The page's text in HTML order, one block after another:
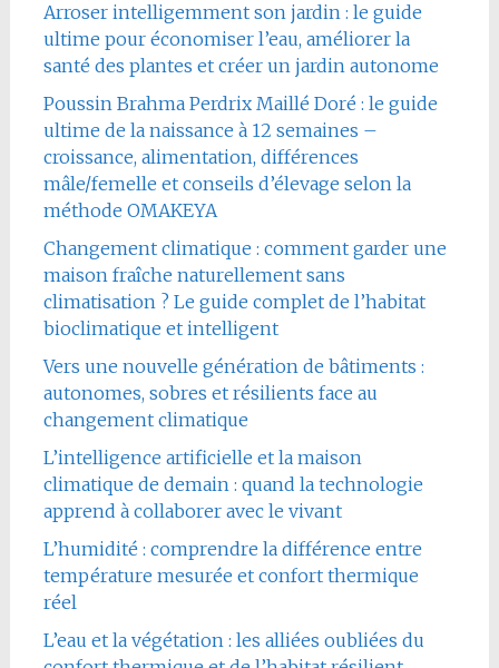
Arroser intelligemment son jardin : le guide
ultime pour économiser l’eau, améliorer la
santé des plantes et créer un jardin autonome
Poussin Brahma Perdrix Maillé Doré : le guide
ultime de la naissance à 12 semaines –
croissance, alimentation, différences
mâle/femelle et conseils d’élevage selon la
méthode OMAKEYA
Changement climatique : comment garder une
maison fraîche naturellement sans
climatisation ? Le guide complet de l’habitat
bioclimatique et intelligent
Vers une nouvelle génération de bâtiments :
autonomes, sobres et résilients face au
changement climatique
L’intelligence artificielle et la maison
climatique de demain : quand la technologie
apprend à collaborer avec le vivant
L’humidité : comprendre la différence entre
température mesurée et confort thermique
réel
L’eau et la végétation : les alliées oubliées du